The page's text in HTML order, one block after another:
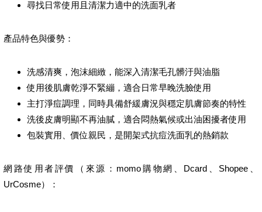
尋找日常使用且清潔力適中的洗面乳者
產品特色與優勢：
洗感清爽，泡沫細緻，能深入清潔毛孔髒汙與油脂
使用後肌膚乾淨不緊繃，適合日常早晚洗臉使用
主打淨痘調理，同時具備舒緩膚況與穩定肌膚節奏的特性
洗後皮膚明顯不再油膩，適合悶熱氣候或出油困擾者使用
包裝實用、價位親民，是開架式抗痘洗面乳的熱銷款
網路使用者評價（來源：momo購物網、Dcard、Shopee、
UrCosme）：